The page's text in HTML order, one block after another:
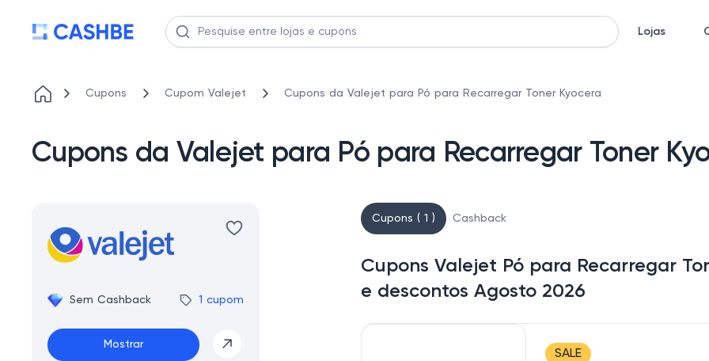
Lojas
Cupons Cupom Valejet Cupons da Valejet para Pó para Recarregar Toner Kyocera
Cupons da Valejet para Pó para Recarregar Toner
Sem Cashback 1 cupom
Mostrar
Cupons ( 1 ) Cashback
Cupons Valejet Pó para Recarregar
e descontos Agosto 2026
SALE